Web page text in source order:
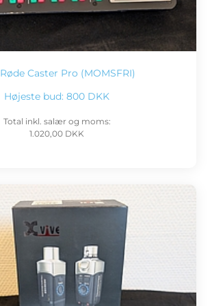
Røde Caster Pro (MOMSFRI)
Højeste bud: 800 DKK
Total inkl. salær og moms:
1.020,00 DKK